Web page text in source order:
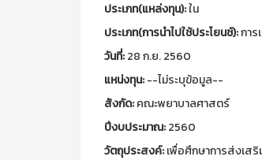
ประเภท(แหล่งทุน):ใน
ประเภท(การนำไปใช้ประโยนช์):การ
วันที่:28 ก.ย. 2560
แหน่งทุน:--ไม่ระบุข้อมูล--
สังกัด:คณะพยาบาลศาสตร์
ปีงบประมาณ:2560
วัตถุประสงค์:เพื่อศึกษาการส่งเส